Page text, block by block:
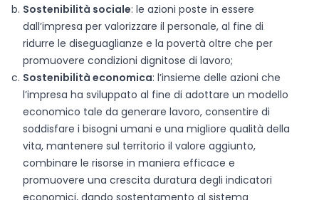
Sostenibilità sociale: le azioni poste in essere
dall’impresa per valorizzare il personale, al fine di
ridurre le diseguaglianze e la povertà oltre che per
promuovere condizioni dignitose di lavoro;
Sostenibilità economica: l’insieme delle azioni che
l’impresa ha sviluppato al fine di adottare un modello
economico tale da generare lavoro, consentire di
soddisfare i bisogni umani e una migliore qualità della
vita, mantenere sul territorio il valore aggiunto,
combinare le risorse in maniera efficace e
promuovere una crescita duratura degli indicatori
economici, dando sostentamento al sistema